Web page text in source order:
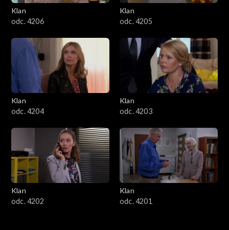
Klan
odc. 4206
Klan
odc. 4205
Klan
odc. 4204
Klan
odc. 4203
Klan
odc. 4202
Klan
odc. 4201